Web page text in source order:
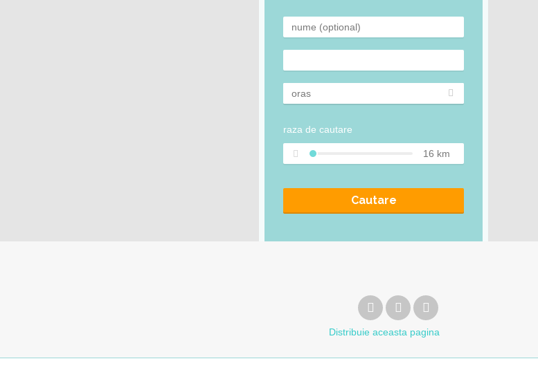
raza de cautare
16 km
Cautare
Distribuie aceasta pagina